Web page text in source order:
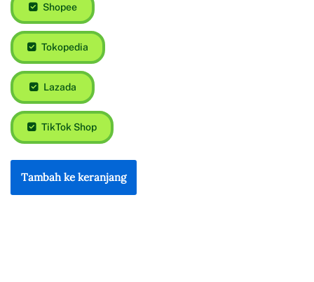
Shopee
Tokopedia
Lazada
TikTok Shop
Tambah ke keranjang